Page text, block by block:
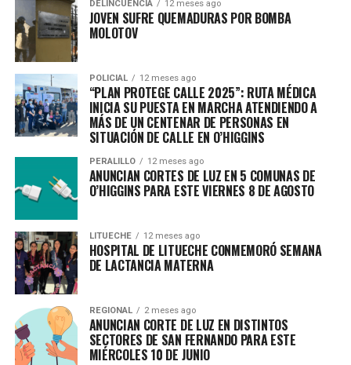
DELINCUENCIA 12 meses ago
JOVEN SUFRE QUEMADURAS POR BOMBA
MOLOTOV
POLICIAL 12 meses ago
“PLAN PROTEGE CALLE 2025”: RUTA MÉDICA
INICIA SU PUESTA EN MARCHA ATENDIENDO A
MÁS DE UN CENTENAR DE PERSONAS EN
SITUACIÓN DE CALLE EN O’HIGGINS
PERALILLO 12 meses ago
ANUNCIAN CORTES DE LUZ EN 5 COMUNAS DE
O’HIGGINS PARA ESTE VIERNES 8 DE AGOSTO
LITUECHE 12 meses ago
HOSPITAL DE LITUECHE CONMEMORÓ SEMANA
DE LACTANCIA MATERNA
REGIONAL 2 meses ago
ANUNCIAN CORTE DE LUZ EN DISTINTOS
SECTORES DE SAN FERNANDO PARA ESTE
MIÉRCOLES 10 DE JUNIO